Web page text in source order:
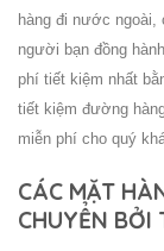
hàng đi nước
người bạn đồng
phí tiết kiệm nhất
tiết kiệm đường
miễn phí cho quý
CÁC MẶT
CHUYỂN BỞI